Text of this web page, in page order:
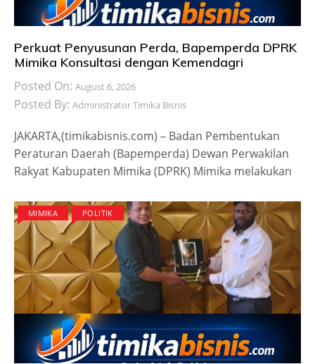
Perkuat Penyusunan Perda, Bapemperda DPRK
Mimika Konsultasi dengan Kemendagri
Posted On: August 6, 2026
Posted By: Administrator Timika Bisnis
JAKARTA,(timikabisnis.com) – Badan Pembentukan
Peraturan Daerah (Bapemperda) Dewan Perwakilan
Rakyat Kabupaten Mimika (DPRK) Mimika melakukan
MIMIKA POLITIK